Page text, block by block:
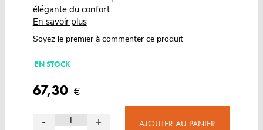
élégante du confort.
En savoir plus
Soyez le premier à commenter ce produit
EN STOCK
67,30 €
- + AJOUTER AU PANIER